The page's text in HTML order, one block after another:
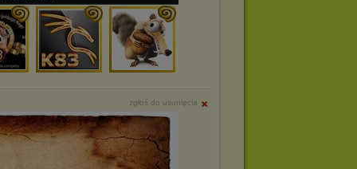
zgłoś do usunięcia